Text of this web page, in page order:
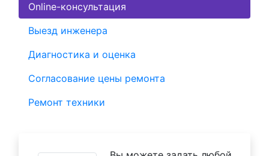
Online-консультация
Выезд инженера
Диагностика и оценка
Согласование цены ремонта
Ремонт техники